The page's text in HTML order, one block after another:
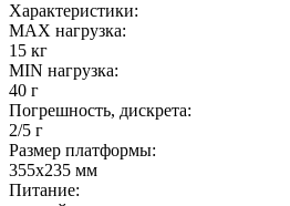
Характеристики:
MAX нагрузка:
15 кг
MIN нагрузка:
40 г
Погрешность, дискрета:
2/5 г
Размер платформы:
355х235 мм
Питание: